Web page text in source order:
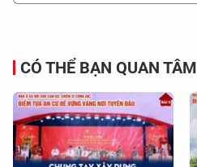
CÓ THỂ BẠN QUAN TÂM